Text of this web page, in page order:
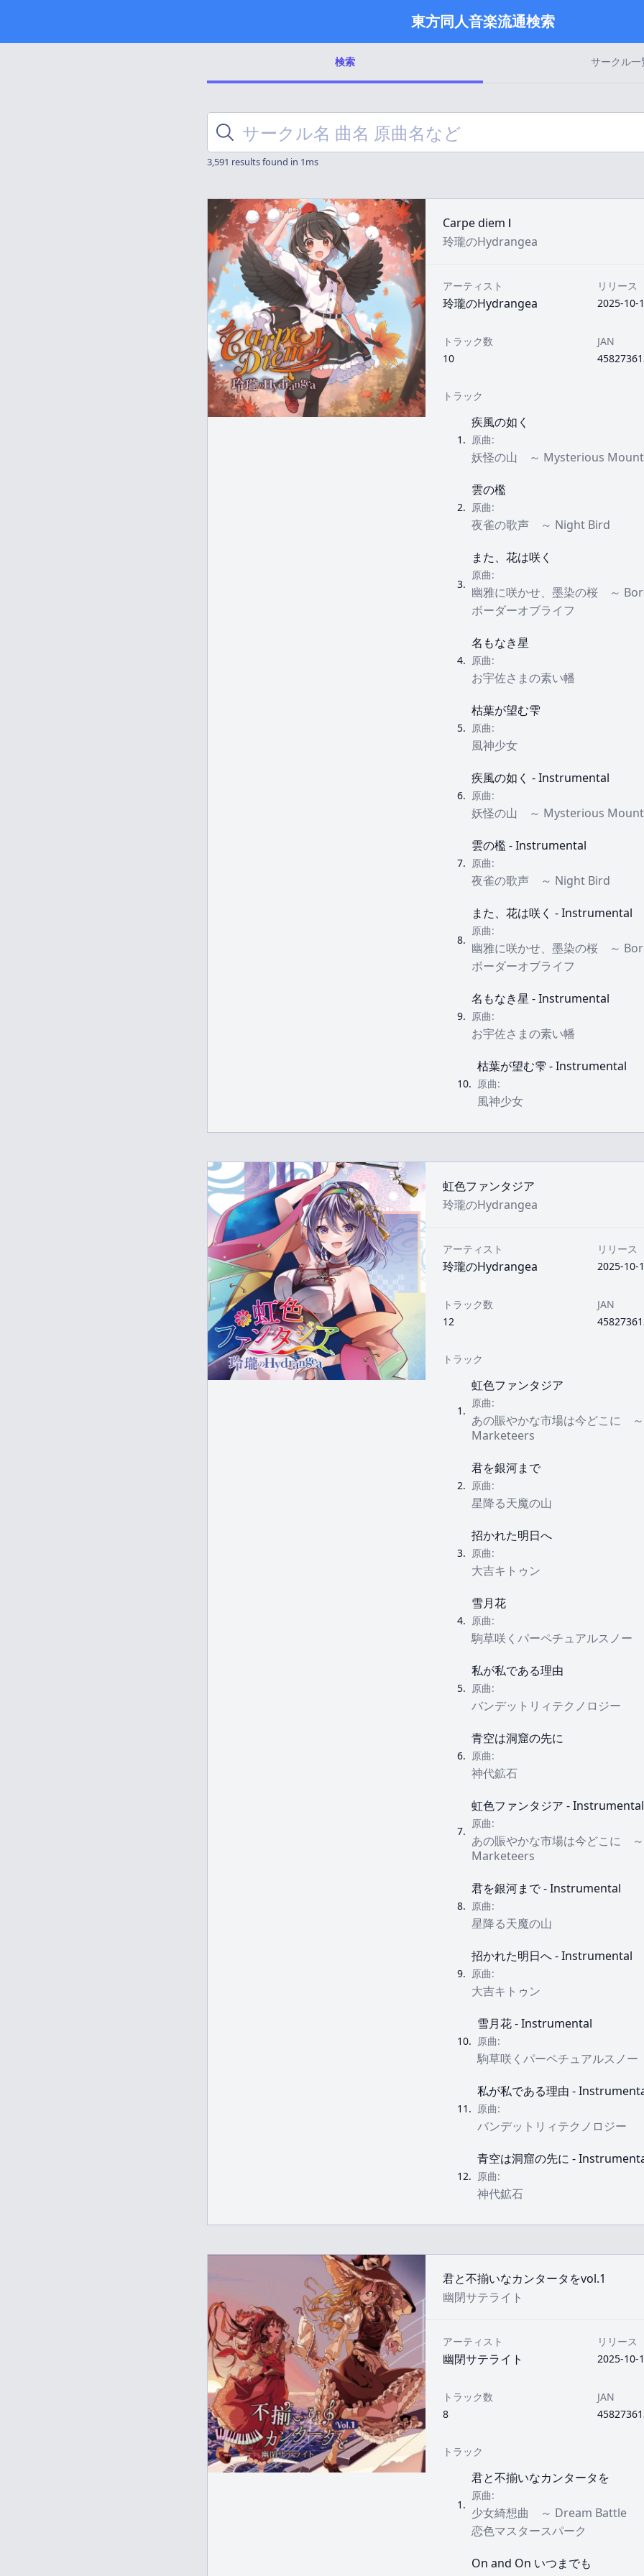
東方同人音楽流通検索
検索 サークル一
3,591 results found in 1ms
Carpe diem Ⅰ
玲瓏のHydrangea
アーティスト
玲瓏のHydrangea
リリース
2025-10-
トラック数
10
JAN
トラック
1 .
疾風の如く
原曲:
妖怪の山 ～ Mysterious
2.
雲の檻
原曲:
夜雀の歌声 ～ Night Bird
3.
また、花は咲く
原曲:
幽雅に咲かせ、墨染の桜 ～
ボーダーオブライフ
4.
名もなき星
原曲:
お宇佐さまの素い幡
5.
枯葉が望む雫
原曲:
風神少女
6.
疾風の如く - Instrumental
原曲:
妖怪の山 ～ Mysterious
7.
雲の檻 - Instrumental
原曲:
夜雀の歌声 ～ Night Bird
8.
また、花は咲く - Instrumental
原曲:
幽雅に咲かせ、墨染の桜 ～
ボーダーオブライフ
9.
名もなき星 - Instrumental
原曲:
お宇佐さまの素い幡
10.
枯葉が望む雫 - Instrumental
原曲:
風神少女
虹色ファンタジア
玲瓏のHydrangea
アーティスト
玲瓏のHydrangea
リリース
2025-10-
トラック数
12
JAN
トラック
1 .
虹色ファンタジア
原曲:
あの賑やかな市場は今どこに
Marketeers
2.
君を銀河まで
原曲:
星降る天魔の山
3.
招かれた明日へ
原曲:
大吉キトゥン
4.
雪月花
原曲:
駒草咲くパーペチュアルスノー
5.
私が私である理由
原曲:
バンデットリィテクノロジー
6.
青空は洞窟の先に
原曲:
神代鉱石
7.
虹色ファンタジア - Instrumental
原曲:
あの賑やかな市場は今どこに
Marketeers
8.
君を銀河まで - Instrumental
原曲:
星降る天魔の山
9.
招かれた明日へ - Instrumental
原曲:
大吉キトゥン
10.
雪月花 - Instrumental
原曲:
駒草咲くパーペチュアルスノー
11 .
私が私である理由 -
原曲:
バンデットリィテクノロジー
12.
青空は洞窟の先に -
原曲:
神代鉱石
君と不揃いなカンタータをvol.1
幽閉サテライト
アーティスト
幽閉サテライト
リリース
2025-10-
トラック数
8
JAN
トラック
1 .
君と不揃いなカンタータを
原曲:
少女綺想曲 ～ Dream Battle
恋色マスタースパーク
On and On いつまでも